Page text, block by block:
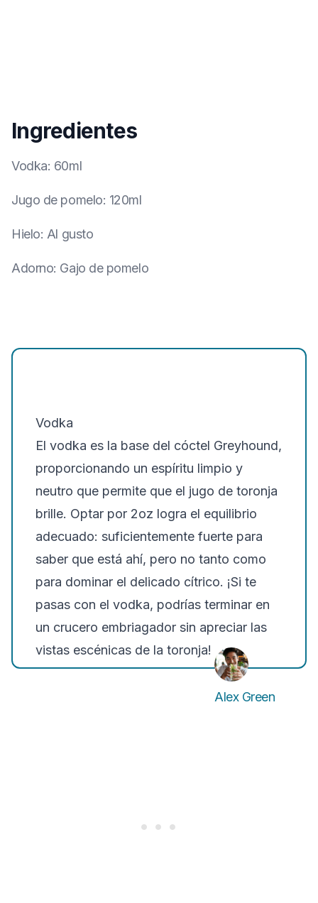
Ingredientes
Vodka: 60ml
Jugo de pomelo: 120ml
Hielo: Al gusto
Adorno: Gajo de pomelo
Vodka
El vodka es la base del cóctel Greyhound,
proporcionando un espíritu limpio y
neutro que permite que el jugo de toronja
brille. Optar por 2oz logra el equilibrio
adecuado: suficientemente fuerte para
saber que está ahí, pero no tanto como
para dominar el delicado cítrico. ¡Si te
pasas con el vodka, podrías terminar en
un crucero embriagador sin apreciar las
vistas escénicas de la toronja!
Alex Green